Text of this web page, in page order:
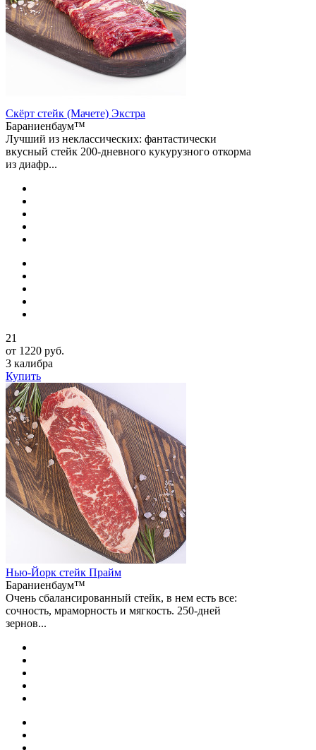
Скёрт стейк (Мачете) Экстра
Бараниенбаум™
Лучший из неклассических: фантастически
вкусный стейк 200-дневного кукурузного откорма
из диафр...
21
от 1220 руб.
3 калибра
Купить
Нью-Йорк стейк Прайм
Бараниенбаум™
Очень сбалансированный стейк, в нем есть все:
сочность, мраморность и мягкость. 250-дней
зернов...